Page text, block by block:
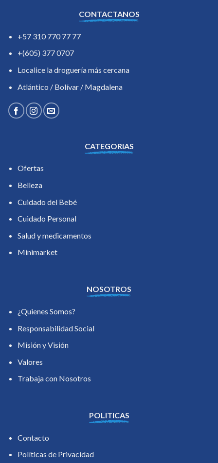
CONTACTANOS
+57 310 770 77 77
+(605) 377 0707
Localice la droguería más cercana
Atlántico / Bolívar / Magdalena
CATEGORIAS
Ofertas
Belleza
Cuidado del Bebé
Cuidado Personal
Salud y medicamentos
Minimarket
NOSOTROS
¿Quienes Somos?
Responsabilidad Social
Misión y Visión
Valores
Trabaja con Nosotros
POLITICAS
Contacto
Políticas de Privacidad